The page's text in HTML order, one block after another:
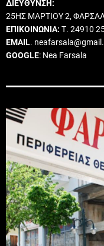
ΔΙΕΥΘΥΝΣΗ:
25ΗΣ ΜΑΡΤΙΟΥ 2,
ΕΠΙΚΟΙΝΩΝΙΑ: Τ. 24910
EMAIL.
GOOGLE: Nea Farsala